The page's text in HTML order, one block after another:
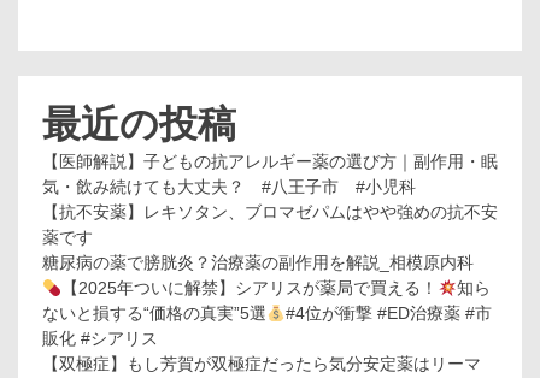
最近の投稿
【医師解説】子どもの抗アレルギー薬の選び方｜副作用・眠
気・飲み続けても大丈夫？ #八王子市 #小児科
【抗不安薬】レキソタン、ブロマゼパムはやや強めの抗不安
薬です
糖尿病の薬で膀胱炎？治療薬の副作用を解説_相模原内科
【2025年ついに解禁】シアリスが薬局で買える！
知ら
ないと損する“価格の真実”5選
#4位が衝撃 #ED治療薬 #市
販化 #シアリス
【双極症】もし芳賀が双極症だったら気分安定薬はリーマ